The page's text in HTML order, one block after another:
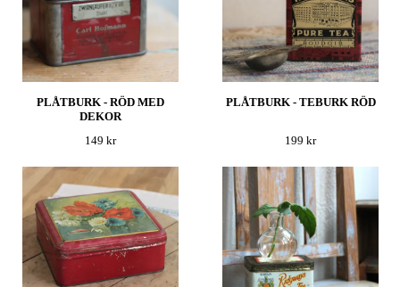
PLÅTBURK - RÖD MED
DEKOR
149 kr
PLÅTBURK - TEBURK RÖD
199 kr